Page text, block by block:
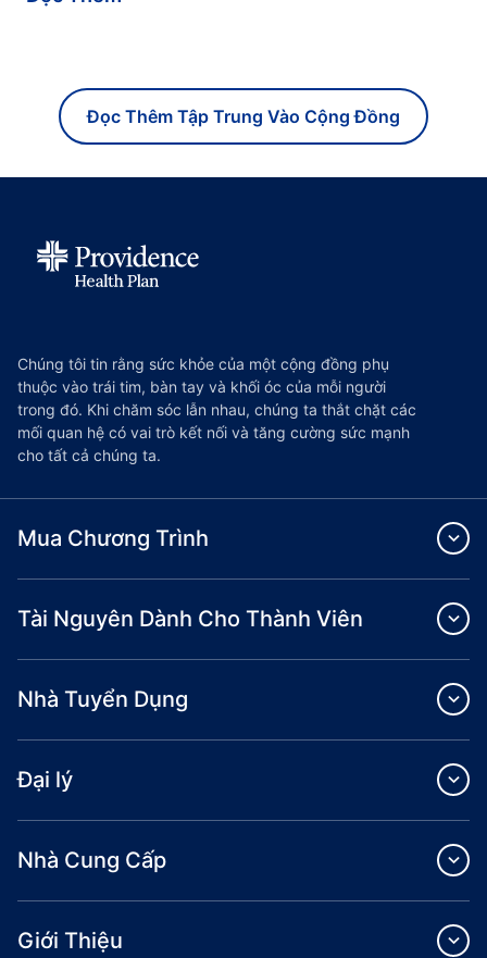
Đọc Thêm Tập Trung Vào Cộng Đồng
Chúng tôi tin rằng sức khỏe của một cộng đồng phụ
thuộc vào trái tim, bàn tay và khối óc của mỗi người
trong đó. Khi chăm sóc lẫn nhau, chúng ta thắt chặt các
mối quan hệ có vai trò kết nối và tăng cường sức mạnh
cho tất cả chúng ta.
Mua Chương Trình
Tài Nguyên Dành Cho Thành Viên
Nhà Tuyển Dụng
Đại lý
Nhà Cung Cấp
Giới Thiệu